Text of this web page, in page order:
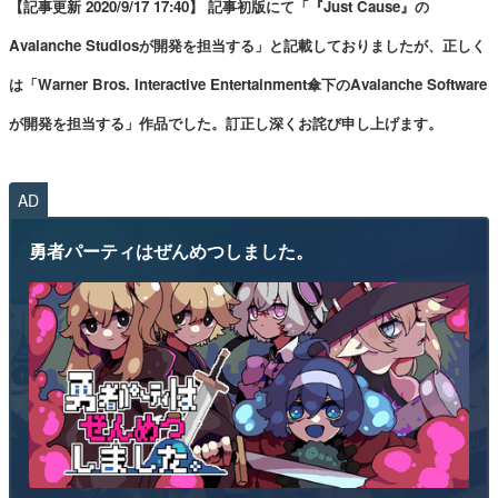
【記事更新 2020/9/17 17:40】 記事初版にて「『Just Cause』の
Avalanche Studiosが開発を担当する」と記載しておりましたが、正しく
は「Warner Bros. Interactive Entertainment傘下のAvalanche Software
が開発を担当する」作品でした。訂正し深くお詫び申し上げます。
AD
勇者パーティはぜんめつしました。